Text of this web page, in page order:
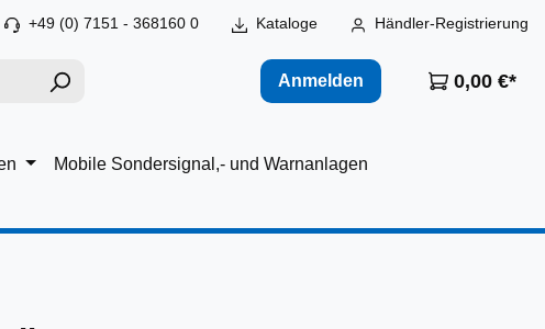
+49 (0) 7151 - 368160 0 Kataloge Händler-Registrierung
Anmelden 0,00 €*
Mobile Sondersignal,- und Warnanlagen